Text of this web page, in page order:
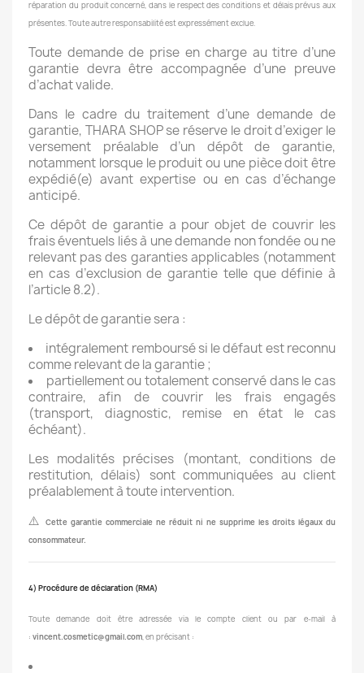
réparation du produit concerné, dans le respect des conditions et délais prévus aux
présentes. Toute autre responsabilité est expressément exclue.
Toute demande de prise en charge au titre d’une
garantie devra être accompagnée d’une preuve
d’achat valide.
Dans le cadre du traitement d’une demande de
garantie, THARA SHOP se réserve le droit d’exiger le
versement préalable d’un dépôt de garantie,
notamment lorsque le produit ou une pièce doit être
expédié(e) avant expertise ou en cas d’échange
anticipé.
Ce dépôt de garantie a pour objet de couvrir les
frais éventuels liés à une demande non fondée ou ne
relevant pas des garanties applicables (notamment
en cas d’exclusion de garantie telle que définie à
l’article 8.2).
Le dépôt de garantie sera :
intégralement remboursé si le défaut est reconnu
comme relevant de la garantie ;
partiellement ou totalement conservé dans le cas
contraire, afin de couvrir les frais engagés
(transport, diagnostic, remise en état le cas
échéant).
Les modalités précises (montant, conditions de
restitution, délais) sont communiquées au client
préalablement à toute intervention.
⚠️
Cette garantie commerciale ne réduit ni ne supprime les droits légaux du
consommateur.
4) Procédure de déclaration (RMA)
Toute demande doit être adressée via le compte client ou par e-mail à
: vincent.cosmetic@gmail.com, en précisant :